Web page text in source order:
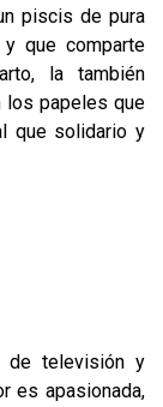
piscis de pura
que comparte
la también
los papeles que
que solidario y
de televisión y
es apasionada,